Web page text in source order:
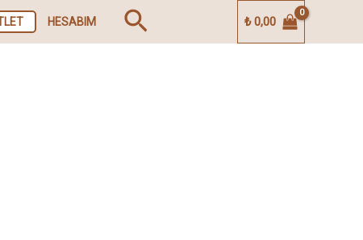
HESABIM Arama ₺0,00